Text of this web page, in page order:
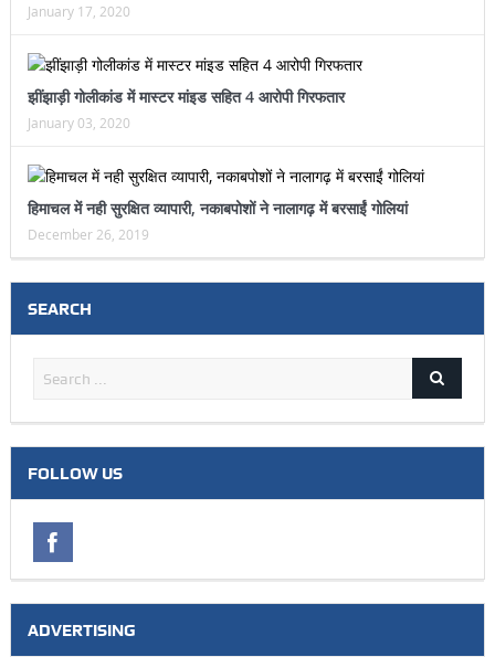
January 17, 2020
झींझाड़ी गोलीकांड में मास्टर मांइड सहित 4 आरोपी गिरफतार
January 03, 2020
हिमाचल में नही सुरक्षित व्यापारी, नकाबपोशों ने नालागढ़ में बरसाईं गोलियां
December 26, 2019
SEARCH
FOLLOW US
ADVERTISING